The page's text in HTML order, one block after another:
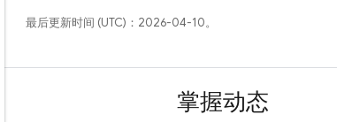
最后更新时间 (UTC)：2026-04-10。
掌握动态